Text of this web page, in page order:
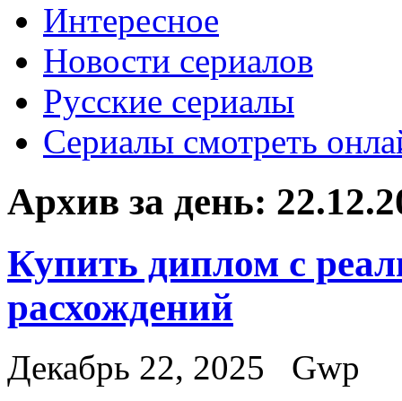
Интересное
Новости сериалов
Русские сериалы
Сериалы смотреть
Архив за день:
Купить диплом с
расхождений
Декабрь 22, 2025
Gwp